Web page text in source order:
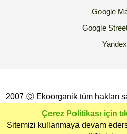
Google
Google
Yandex
Çerez Politikası için
Sitemizi kullanmaya devam
2007 Ⓒ Ekoorganik tüm hakları
İzinsiz Kopyalanması yada